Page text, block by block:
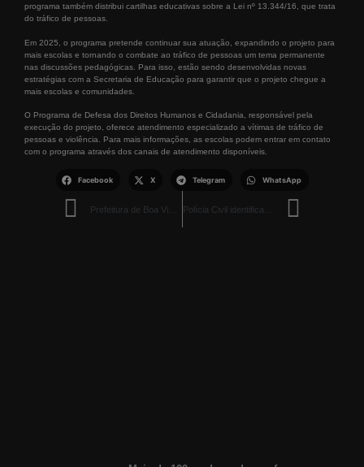
programa também distribui cartilhas educativas sobre a Lei nº 13.344/16, que trata
do tráfico de pessoas.
Em 2025, o programa pretende continuar sua atuação, expandindo o projeto para
mais escolas e tornando o combate ao tráfico de pessoas um tema permanente
nas discussões pedagógicas. Para isso, estão sendo desenvolvidas novas
estratégias com a Secretaria de Educação para garantir que o projeto chegue a
mais escolas e comunidades.
O Programa de Defesa dos Direitos Humanos e Cidadania, responsável pela
execução do projeto, oferece atendimento especializado a vítimas de tráfico de
pessoas e violência. Para mais informações, as escolas podem entrar em contato
com o programa através dos canais de atendimento disponíveis.
Facebook X Telegram WhatsApp